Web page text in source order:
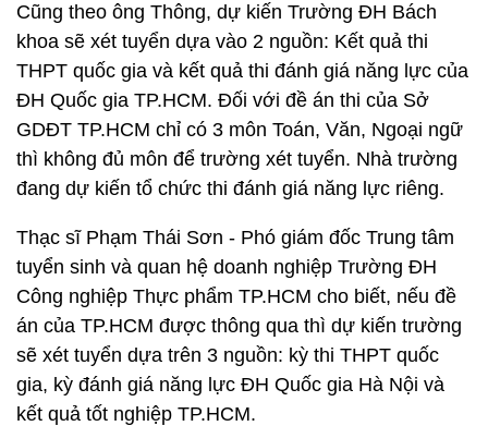
Cũng theo ông Thông, dự kiến Trường ĐH Bách
khoa sẽ xét tuyển dựa vào 2 nguồn: Kết quả thi
THPT quốc gia và kết quả thi đánh giá năng lực của
ĐH Quốc gia TP.HCM. Đối với đề án thi của Sở
GDĐT TP.HCM chỉ có 3 môn Toán, Văn, Ngoại ngữ
thì không đủ môn để trường xét tuyển. Nhà trường
đang dự kiến tổ chức thi đánh giá năng lực riêng.
Thạc sĩ Phạm Thái Sơn - Phó giám đốc Trung tâm
tuyển sinh và quan hệ doanh nghiệp Trường ĐH
Công nghiệp Thực phẩm TP.HCM cho biết, nếu đề
án của TP.HCM được thông qua thì dự kiến trường
sẽ xét tuyển dựa trên 3 nguồn: kỳ thi THPT quốc
gia, kỳ đánh giá năng lực ĐH Quốc gia Hà Nội và
kết quả tốt nghiệp TP.HCM.